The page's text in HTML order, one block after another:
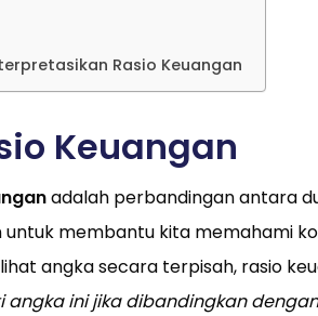
Rasio Keuangan
Keuangan
adalah perbandingan antara
membantu kita memahami
angka secara terpisah, rasio
angka ini jika dibandingkan